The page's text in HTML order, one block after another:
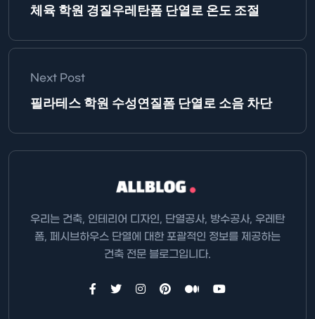
체육 학원 경질우레탄폼 단열로 온도 조절
Next Post
필라테스 학원 수성연질폼 단열로 소음 차단
우리는 건축, 인테리어 디자인, 단열공사, 방수공사, 우레탄
폼, 페시브하우스 단열에 대한 포괄적인 정보를 제공하는
건축 전문 블로그입니다.